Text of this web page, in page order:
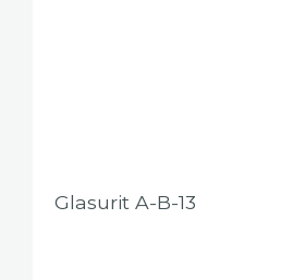
Glasurit A-B-13